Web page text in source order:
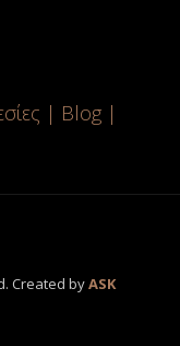
| Blog |
Created byASK